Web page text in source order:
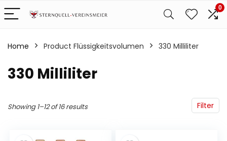
0
Home Product Flüssigkeitsvolumen ‎330 Milliliter
‎330 Milliliter
Filter
Showing 1–12 of 16 results